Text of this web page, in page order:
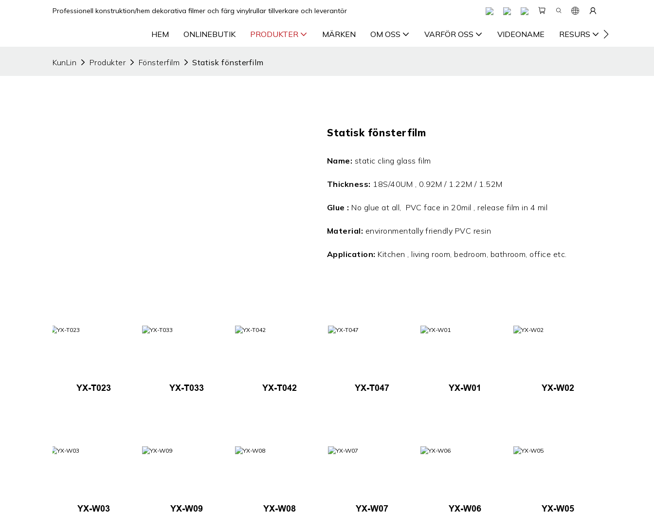
Professionell konstruktion/hem dekorativa filmer och färg vinylrullar tillverkare och leverantör
HEM ONLINEBUTIK PRODUKTER MÄRKEN OM OSS VARFÖR OSS VIDEONAME RESURS
KunLin Produkter Fönsterfilm Statisk fönsterfilm
Statisk fönsterfilm
Name: static cling glass film
Thickness: 18S/40UM , 0.92M / 1.22M / 1.52M
Glue : No glue at all, PVC face in 20mil , release film in 4 mil
Material: environmentally friendly PVC resin
Application: Kitchen , living room, bedroom, bathroom, office etc.
YX-T023 YX-T033 YX-T042 YX-T047 YX-W01 YX-W02
YX-W03 YX-W09 YX-W08 YX-W07 YX-W06 YX-W05